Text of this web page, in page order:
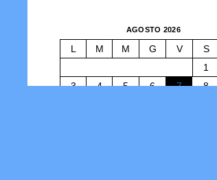
AGOSTO 2026
L M M G V S
1
3
4 5 6 7 8